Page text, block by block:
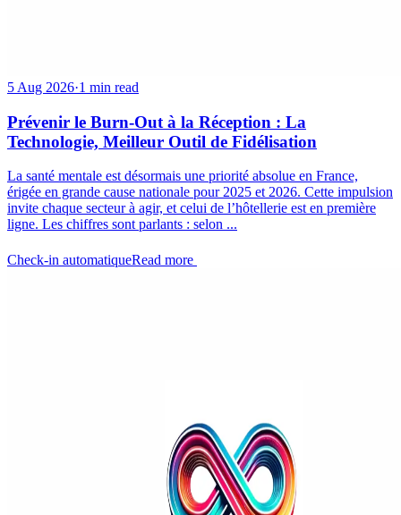
5 Aug 2026·1 min read
Prévenir le Burn-Out à la Réception : La
Technologie, Meilleur Outil de Fidélisation
La santé mentale est désormais une priorité absolue en France,
érigée en grande cause nationale pour 2025 et 2026. Cette impulsion
invite chaque secteur à agir, et celui de l’hôtellerie est en première
ligne. Les chiffres sont parlants : selon ...
Check-in automatiqueRead more